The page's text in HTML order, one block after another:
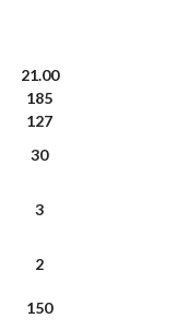
21.00
185
127
30
3
2
150